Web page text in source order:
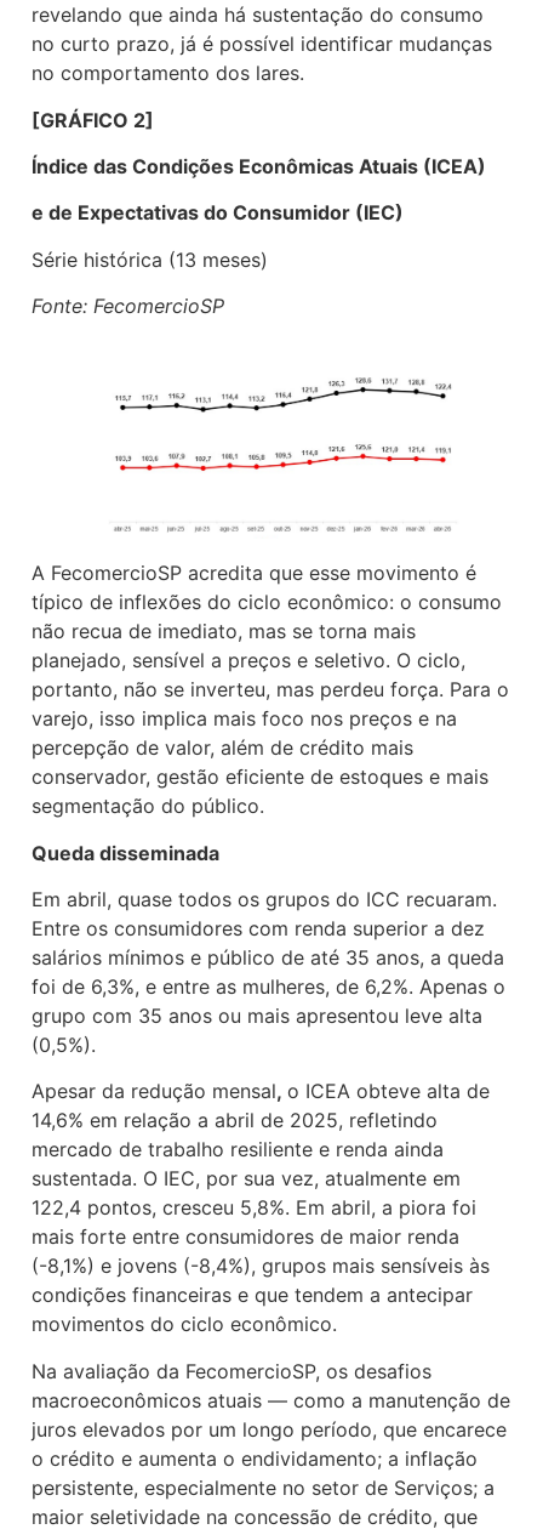
revelando que ainda há sustentação do consumo
no curto prazo, já é possível identificar mudanças
no comportamento dos lares.
[GRÁFICO 2]
Índice das Condições Econômicas Atuais (ICEA)
e de Expectativas do Consumidor (IEC)
Série histórica (13 meses)
Fonte: FecomercioSP
A FecomercioSP acredita que esse movimento é
típico de inflexões do ciclo econômico: o consumo
não recua de imediato, mas se torna mais
planejado, sensível a preços e seletivo. O ciclo,
portanto, não se inverteu, mas perdeu força. Para o
varejo, isso implica mais foco nos preços e na
percepção de valor, além de crédito mais
conservador, gestão eficiente de estoques e mais
segmentação do público.
Queda disseminada
Em abril, quase todos os grupos do ICC recuaram.
Entre os consumidores com renda superior a dez
salários mínimos e público de até 35 anos, a queda
foi de 6,3%, e entre as mulheres, de 6,2%. Apenas o
grupo com 35 anos ou mais apresentou leve alta
(0,5%).
Apesar da redução mensal, o ICEA obteve alta de
14,6% em relação a abril de 2025, refletindo
mercado de trabalho resiliente e renda ainda
sustentada. O IEC, por sua vez, atualmente em
122,4 pontos, cresceu 5,8%. Em abril, a piora foi
mais forte entre consumidores de maior renda
(-8,1%) e jovens (-8,4%), grupos mais sensíveis às
condições financeiras e que tendem a antecipar
movimentos do ciclo econômico.
Na avaliação da FecomercioSP, os desafios
macroeconômicos atuais — como a manutenção de
juros elevados por um longo período, que encarece
o crédito e aumenta o endividamento; a inflação
persistente, especialmente no setor de Serviços; a
maior seletividade na concessão de crédito, que